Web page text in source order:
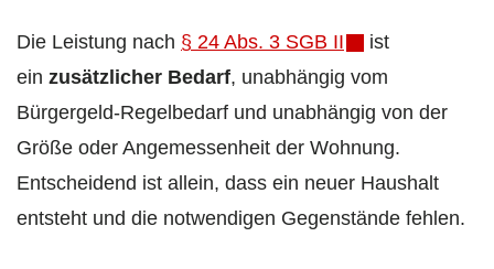
Die Leistung nach § 24 Abs. 3 SGB II
ist
ein zusätzlicher Bedarf, unabhängig vom
Bürgergeld-Regelbedarf und unabhängig von der
Größe oder Angemessenheit der Wohnung.
Entscheidend ist allein, dass ein neuer Haushalt
entsteht und die notwendigen Gegenstände fehlen.